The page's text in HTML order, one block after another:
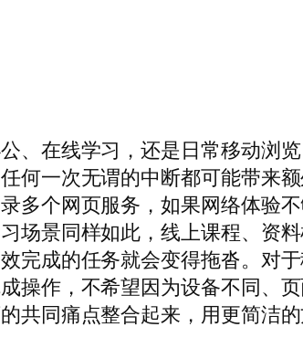
、在线学习，还是日常移动浏
何一次无谓的中断都可能带来
多个网页服务，如果网络体验
场景同样如此，线上课程、资
完成的任务就会变得拖沓。对
操作，不希望因为设备不同、
同痛点整合起来，用更简洁的